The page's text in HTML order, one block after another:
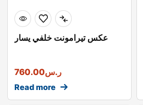
عكس تيرامونت خلفي يسار
ر.س760.00
Read more